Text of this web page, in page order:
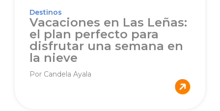
Destinos
Vacaciones en Las Leñas:
el plan perfecto para
disfrutar una semana en
la nieve
Por Candela Ayala